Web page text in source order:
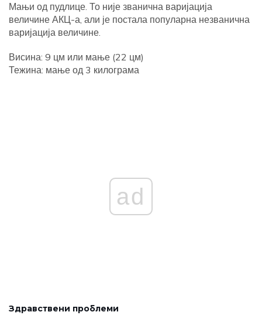
Мањи од пудлице. То није званична варијација
величине АКЦ-а, али је постала популарна незванична
варијација величине.
Висина: 9 цм или мање (22 цм)
Тежина: мање од 3 килограма
ad
Здравствени проблеми